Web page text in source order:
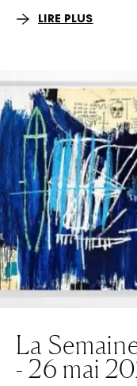
LIRE PLUS
La
- 26 mai